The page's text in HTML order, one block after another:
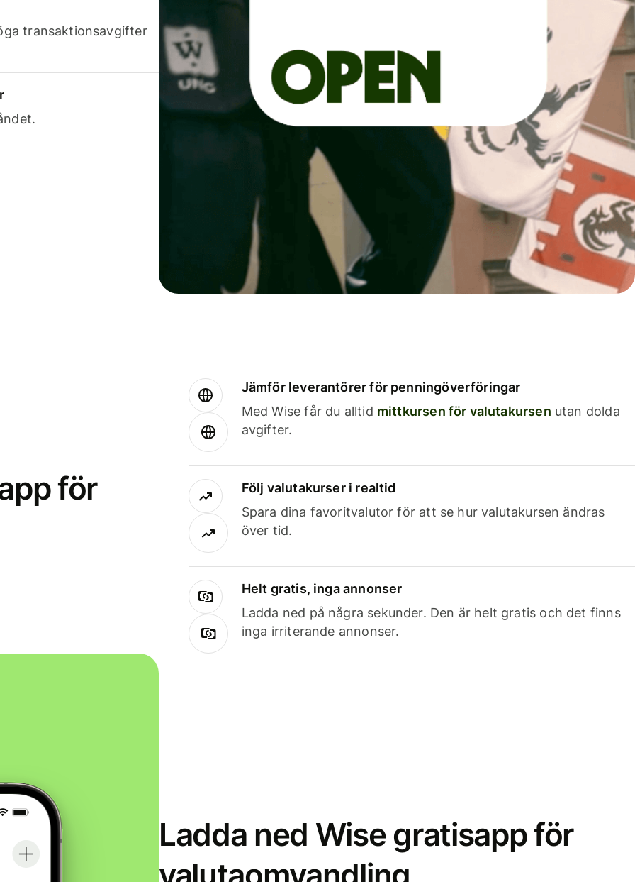
transaktionsavgifter
för
Jämför leverantörer för penningöverföringar
Med Wise får du alltid mittkursen för valutakursen utan dolda
avgifter.
Följ valutakurser i realtid
Spara dina favoritvalutor för att se hur valutakursen ändras
över tid.
Helt gratis, inga annonser
Ladda ned på några sekunder. Den är helt gratis och det finns
inga irriterande annonser.
Ladda ned Wise gratisapp för